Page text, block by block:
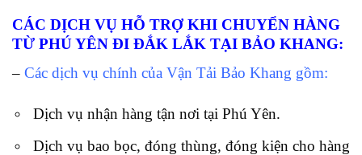
CÁC DỊCH VỤ HỖ TRỢ KHI CHUYỂN HÀNG
TỪ PHÚ YÊN ĐI ĐẮK LẮK TẠI BẢO KHANG:
– Các dịch vụ chính của Vận Tải Bảo Khang gồm:
Dịch vụ nhận hàng tận nơi tại Phú Yên.
Dịch vụ bao bọc, đóng thùng, đóng kiện cho hàng